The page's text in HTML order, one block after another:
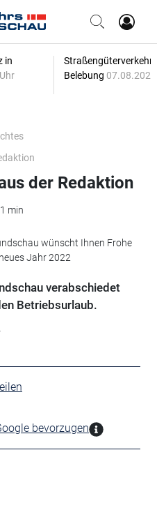
in
Straßengüterverkehr
Belebung
der Redaktion
min
wünscht Ihnen Frohe
Jahr 2022
verabschiedet
Betriebsurlaub.
bevorzugen